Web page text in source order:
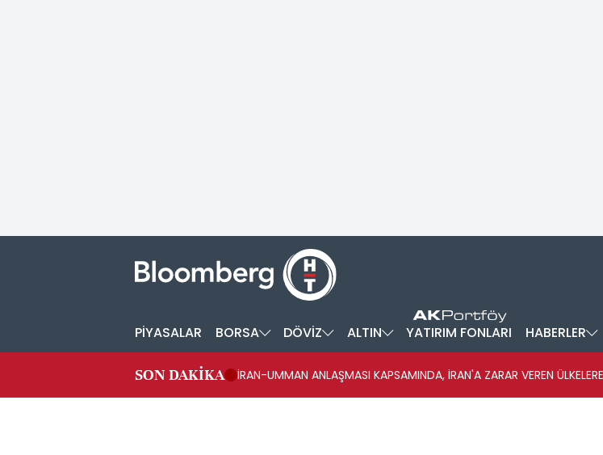
PİYASALAR BORSA DÖVİZ ALTIN YATIRIM FONLARI HABERLER
SON DAKİKA
İRAN-UMMAN ANLAŞMASI KAPSAMINDA, İRAN'A ZARAR VEREN